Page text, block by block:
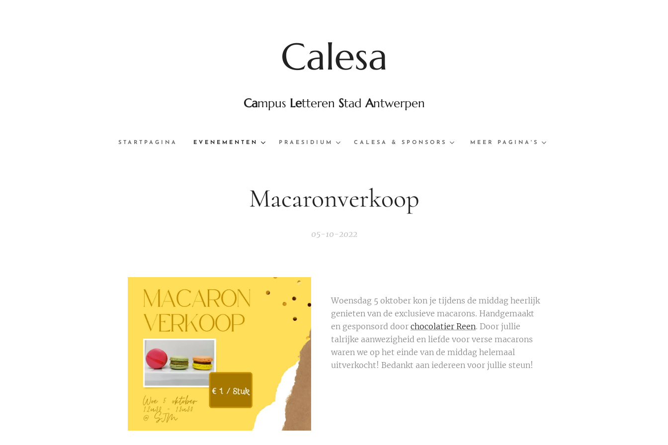
Calesa
Campus Letteren StadAntwerpen
STARTPAGINA EVENEMENTEN PRAESIDIUM CALESA & SPONSORS MEER PAGINA'S
Macaronverkoop
05-10-2022
Woensdag 5 oktober kon je tijdens de middag heerlijk
genieten van de exclusieve macarons. Handgemaakt
en gesponsord door chocolatier Reen. Door jullie
talrijke aanwezigheid en liefde voor verse macarons
waren we op het einde van de middag helemaal
uitverkocht! Bedankt aan iedereen voor jullie steun!